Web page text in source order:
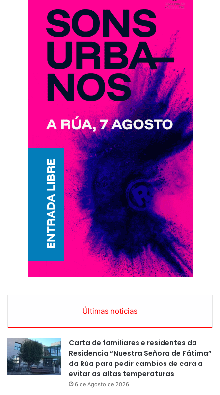
Últimas noticias
Carta de familiares e residentes da
Residencia “Nuestra Señora de Fátima”
da Rúa para pedir cambios de cara a
evitar as altas temperaturas
6 de Agosto de 2026